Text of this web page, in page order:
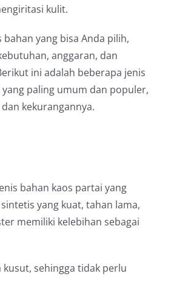
kulit.
yang bisa Anda pilih,
anggaran, dan
ini adalah beberapa jenis
paling umum dan populer,
kekurangannya.
bahan kaos partai yang
yang kuat, tahan lama,
memiliki kelebihan sebagai
kusut, sehingga tidak perlu